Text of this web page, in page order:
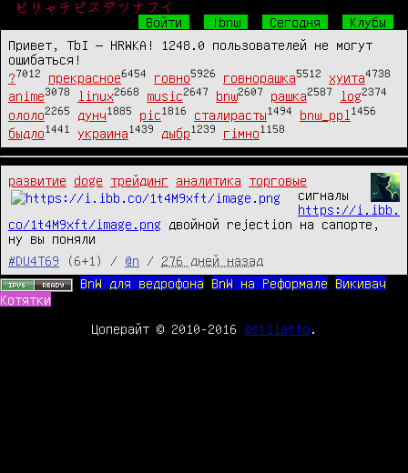
ビリャチピスデツナフイ
Войти
!bnw Сегодня
Клубы
Привет, TbI — HRWKA! 1248.0 пользователей не могут
ошибаться!
?7012 прекрасное6454 говно5926 говнорашка5512 хуита4738
anime3078 linux2668 music2647 bnw2607 рашка2587 log2374
ололо2265 дунч1885 pic1816 сталирасты1494 bnw_ppl 1456
быдло1441 украина1439 дыбр1239 гімно1158
развитие doge трейдинг аналитика
торговые
https://i.ibb.
co/1t4M9xft/image.png двойной rejection на сапорте,
ну вы поняли
#DU4T69
(6+1) / @n / 276 дней назад
BnW для ведрофона
BnW на Реформале
Викивач
Котятки
Цоперайт © 2010-2016 @stiletto